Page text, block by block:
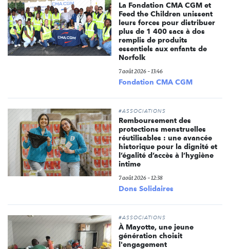
La Fondation CMA CGM et
Feed the Children unissent
leurs forces pour distribuer
plus de 1 400 sacs à dos
remplis de produits
essentiels aux enfants de
Norfolk
7 août 2026 - 13:46
Fondation CMA CGM
#ASSOCIATIONS
Remboursement des
protections menstruelles
réutilisables : une avancée
historique pour la dignité et
l’égalité d’accès à l’hygiène
intime
7 août 2026 - 12:38
Dons Solidaires
#ASSOCIATIONS
À Mayotte, une jeune
génération choisit
l'engagement